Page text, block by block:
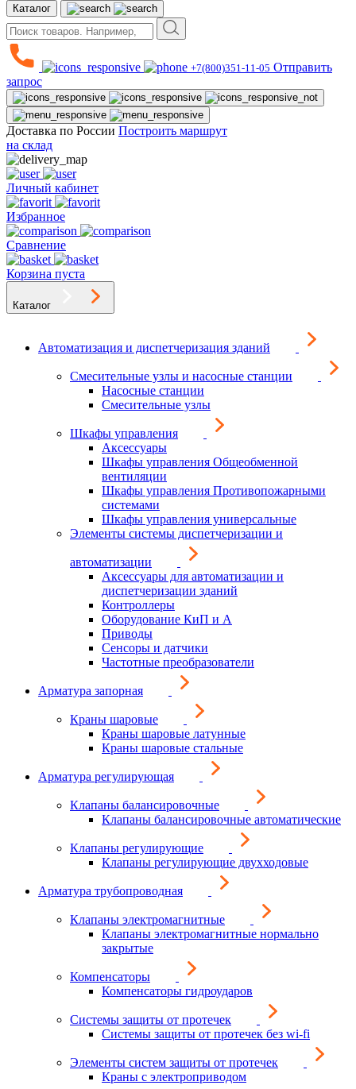
Каталог
+7(800)351-11-05 Отправить
запрос
Доставка по России Построить маршрут
на склад
Личный кабинет
Избранное
Сравнение
Корзина пуста
Каталог
Автоматизация и диспетчеризация зданий
Смесительные узлы и насосные станции
Насосные станции
Смесительные узлы
Шкафы управления
Аксессуары
Шкафы управления Общеобменной
вентиляции
Шкафы управления Противопожарными
системами
Шкафы управления универсальные
Элементы системы диспетчеризации и
автоматизации
Аксессуары для автоматизации и
диспетчеризации зданий
Контроллеры
Оборудование КиП и А
Приводы
Сенсоры и датчики
Частотные преобразователи
Арматура запорная
Краны шаровые
Краны шаровые латунные
Краны шаровые стальные
Арматура регулирующая
Клапаны балансировочные
Клапаны балансировочные автоматические
Клапаны регулирующие
Клапаны регулирующие двухходовые
Арматура трубопроводная
Клапаны электромагнитные
Клапаны электромагнитные нормально
закрытые
Компенсаторы
Компенсаторы гидроударов
Системы защиты от протечек
Системы защиты от протечек без wi-fi
Элементы систем защиты от протечек
Краны с электроприводом